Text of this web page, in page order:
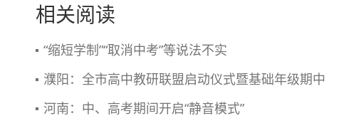
相关阅读
“缩短学制”“取消中考”等说法不实
濮阳：全市高中教研联盟启动仪式暨基础年级期中
河南：中、高考期间开启“静音模式”